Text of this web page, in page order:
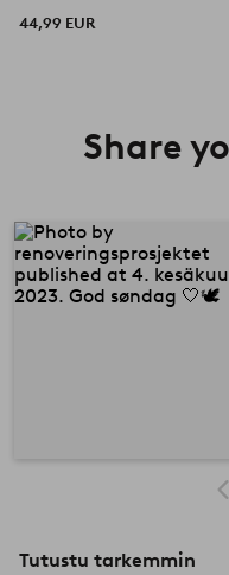
44,99 EUR
Share
Tutustu tarkemmin